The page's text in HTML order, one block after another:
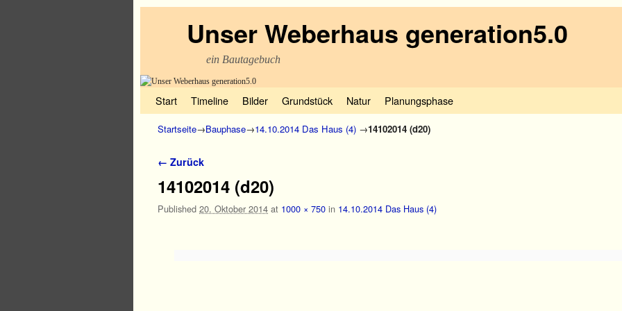
Unser Weberhaus generation5.0
ein Bautagebuch
Start Timeline Bilder Grundstück Natur Planungsphase
Startseite→Bauphase→14.10.2014 Das Haus (4) →14102014 (d20)
Bilder-Navigation
← Zurück
14102014 (d20)
Published 20. Oktober 2014 at 1000 × 750 in 14.10.2014 Das Haus (4)